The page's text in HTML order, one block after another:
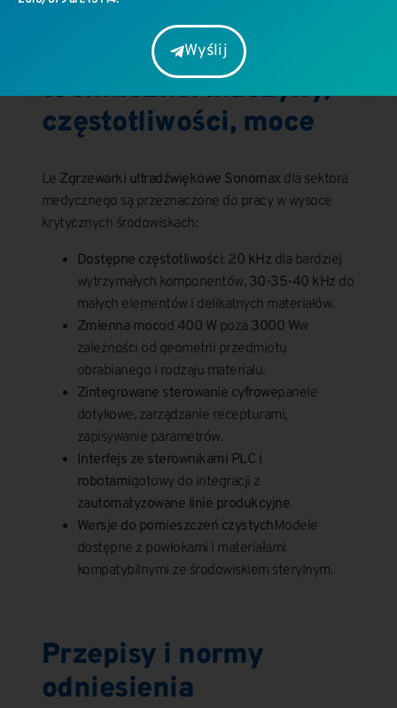
Wymagania
techniczne: maszyny,
częstotliwości, moce
Le Zgrzewarki ultradźwiękowe Sonomax dla sektora
medycznego są przeznaczone do pracy w wysoce
krytycznych środowiskach:
Dostępne częstotliwości: 20 kHz dla bardziej
wytrzymałych komponentów, 30-35-40 kHz do
małych elementów i delikatnych materiałów.
Zmienna mocod 400 W poza 3000 Ww
zależności od geometrii przedmiotu
obrabianego i rodzaju materiału.
Zintegrowane sterowanie cyfrowepanele
dotykowe, zarządzanie recepturami,
zapisywanie parametrów.
Interfejs ze sterownikami PLC i
robotamigotowy do integracji z
zautomatyzowane linie produkcyjne.
Wersje do pomieszczeń czystychModele
dostępne z powłokami i materiałami
kompatybilnymi ze środowiskiem sterylnym.
Przepisy i normy
odniesienia
Wyślij